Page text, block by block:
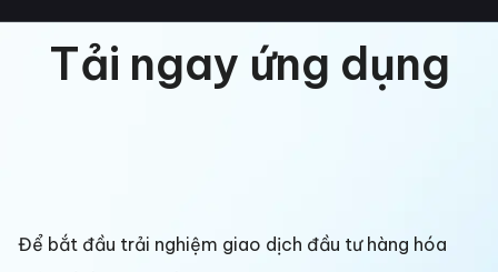
Tải ngay ứng dụng
Để bắt đầu trải nghiệm giao dịch đầu tư hàng hóa